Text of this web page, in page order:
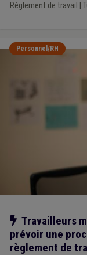
Règlement de travail
Personnel/RH
Notre action
Travailleurs
prévoir une
règlement de